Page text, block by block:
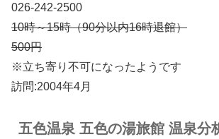
026-242-2500
10時～15時（90分以内16時退館）
500円
※立ち寄り不可になったようです
訪問:2004年4月
五色温泉 五色の湯旅館 温泉分